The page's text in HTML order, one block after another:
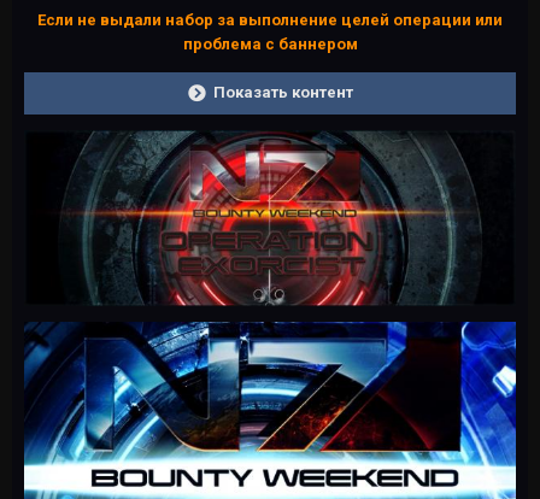
Если не выдали набор за выполнение целей операции или
проблема с баннером
Показать контент